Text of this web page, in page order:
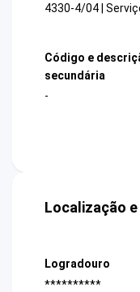
4330-4/04 |
Código e
secundária
-
Localização
Logradouro
**********